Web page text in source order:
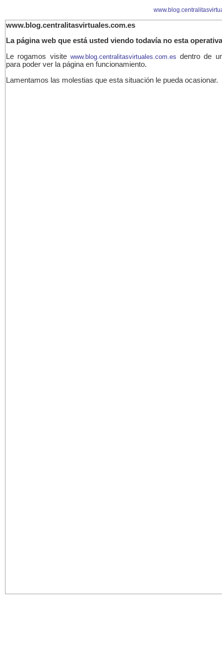
www.blog.centralitasvirtuales.com.es
La página web que está usted viendo todavía no esta
Le rogamos visite www.blog.centralitasvirtuales.com.es dentro de
para poder ver la página en funcionamiento.
Lamentamos las molestias que esta situación le pueda ocasionar.